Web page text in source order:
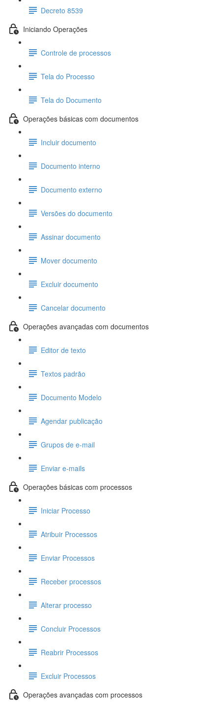
Decreto 8539
Iniciando Operações
Controle de processos
Tela do Processo
Tela do Documento
Operações básicas com documentos
Incluir documento
Documento interno
Documento externo
Versões do documento
Assinar documento
Mover documento
Excluir documento
Cancelar documento
Operações avançadas com documentos
Editor de texto
Textos padrão
Documento Modelo
Agendar publicação
Grupos de e-mail
Enviar e-mails
Operações básicas com processos
Iniciar Processo
Atribuir Processos
Enviar Processos
Receber processos
Alterar processo
Concluir Processos
Reabrir Processos
Excluir Processos
Operações avançadas com processos